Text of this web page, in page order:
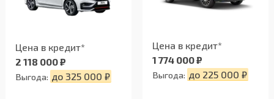
Цена в кредит*
2 118 000 ₽
Выгода: до 325 000 ₽
Цена в кредит*
1 774 000 ₽
Выгода: до 225 000 ₽